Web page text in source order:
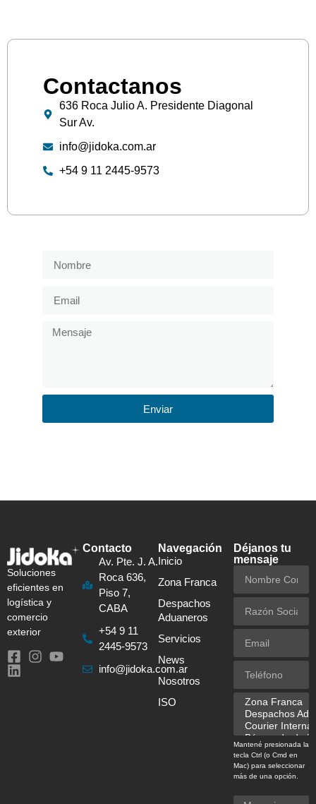
Contactanos
636 Roca Julio A. Presidente Diagonal
Sur Av.
info@jidoka.com.ar
+54 9 11 2445-9573
Enviar
Soluciones
eficientes en
logística y
comercio
exterior
Contacto
Av. Pte. J. A.
Roca 636,
Piso 7,
CABA
+54 9 11
2445-9573
info@jidoka.com.ar
Navegación
Inicio
Zona Franca
Despachos
Aduaneros
Servicios
News
Nosotros
ISO
Déjanos tu
mensaje
Mantené presionada la
tecla Ctrl (o Cmd en
Mac) para seleccionar
más de una opción.